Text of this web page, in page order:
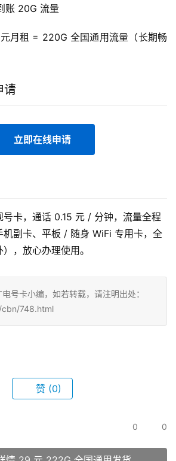
账 20G 流量
月租 = 220G 全国通用流量（长期畅
请
立即在线申请
卡，通话 0.15 元 / 分钟，流量全程
机副卡、平板 / 随身 WiFi 专用卡，全
，放心办理使用。
号卡小编，如若转载，请注明出处：
748.html
赞 (0)
0 0